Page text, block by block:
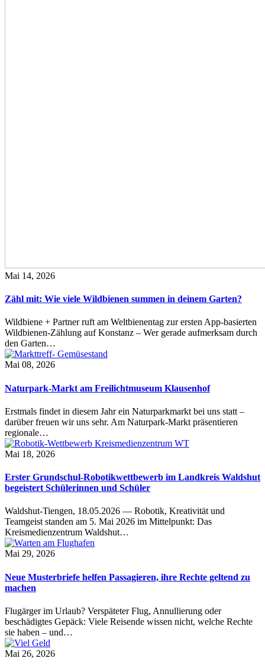
Mai 14, 2026
Zähl mit: Wie viele Wildbienen summen in deinem Garten?
Wildbiene + Partner ruft am Weltbienentag zur ersten App-basierten
Wildbienen-Zählung auf Konstanz – Wer gerade aufmerksam durch
den Garten…
Mai 08, 2026
Naturpark-Markt am Freilichtmuseum Klausenhof
Erstmals findet in diesem Jahr ein Naturparkmarkt bei uns statt –
darüber freuen wir uns sehr. Am Naturpark-Markt präsentieren
regionale…
Mai 18, 2026
Erster Grundschul-Robotikwettbewerb im Landkreis Waldshut
begeistert Schülerinnen und Schüler
Waldshut-Tiengen, 18.05.2026 — Robotik, Kreativität und
Teamgeist standen am 5. Mai 2026 im Mittelpunkt: Das
Kreismedienzentrum Waldshut…
Mai 29, 2026
Neue Musterbriefe helfen Passagieren, ihre Rechte geltend zu
machen
Flugärger im Urlaub? Verspäteter Flug, Annullierung oder
beschädigtes Gepäck: Viele Reisende wissen nicht, welche Rechte
sie haben – und…
Mai 26, 2026